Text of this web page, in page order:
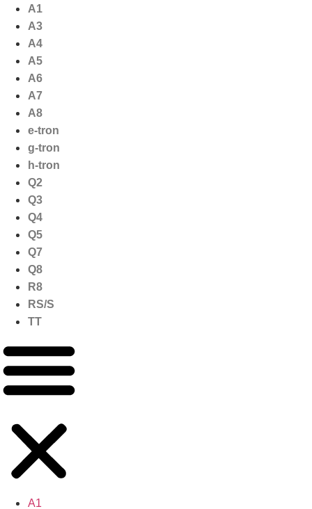
naar
inhoud
A1
A3
A4
A5
A6
A7
A8
e-tron
g-tron
h-tron
Q2
Q3
Q4
Q5
Q7
Q8
R8
RS/S
TT
A1